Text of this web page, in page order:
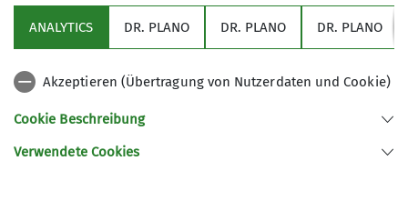
8
Sektion Schwaben des Deutschen Alpenvereins (DAV) 1869 e. V.
ANALYTICS DR. PLANO DR. PLANO DR. PLANO
Akzeptieren (Übertragung von Nutzerdaten und Cookie)
Cookie Beschreibung
Verwendete Cookies